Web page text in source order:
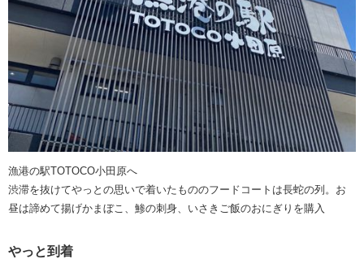
漁港の駅TOTOCO小田原へ
渋滞を抜けてやっとの思いで着いたもののフードコートは長蛇の列。お
昼は諦めて揚げかまぼこ、鯵の刺身、いさきご飯のおにぎりを購入
やっと到着